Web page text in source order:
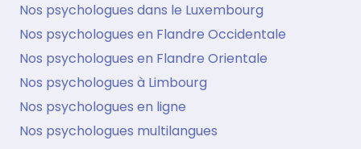
Nos psychologues dans le Luxembourg
Nos psychologues en Flandre Occidentale
Nos psychologues en Flandre Orientale
Nos psychologues à Limbourg
Nos psychologues en ligne
Nos psychologues multilangues